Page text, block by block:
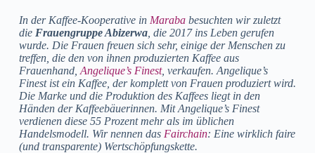
In der Kaffee-Kooperative in Marababesuchten wir zuletzt
die Frauengruppe Abizerwa, die 2017 ins Leben gerufen
wurde. Die Frauen freuen sich sehr, einige der Menschen zu
treffen, die den von ihnen produzierten Kaffee aus
Frauenhand, Angelique’s Finest, verkaufen. Angelique’s
Finest ist ein Kaffee, der komplett von Frauen produziert wird.
Die Marke und die Produktion des Kaffees liegt in den
Händen der Kaffeebäuerinnen. Mit Angelique’s Finest
verdienen diese 55 Prozent mehr als im üblichen
Handelsmodell. Wir nennen das Fairchain: Eine wirklich faire
(und transparente) Wertschöpfungskette.